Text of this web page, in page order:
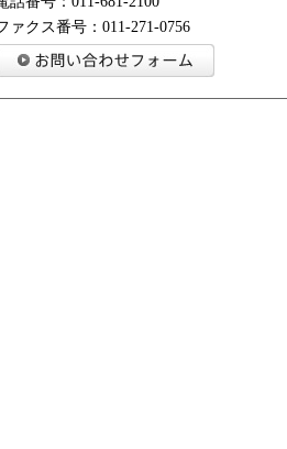
ァクス番号：011-271-0756